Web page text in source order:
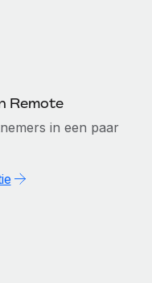
Remote
in een paar